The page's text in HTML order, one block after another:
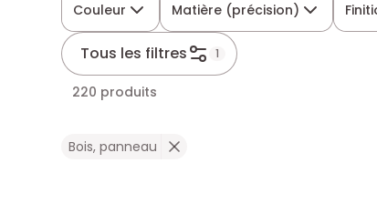
Couleur Matière (précision)
Tous les filtres 1
220 produits
Bois, panneau